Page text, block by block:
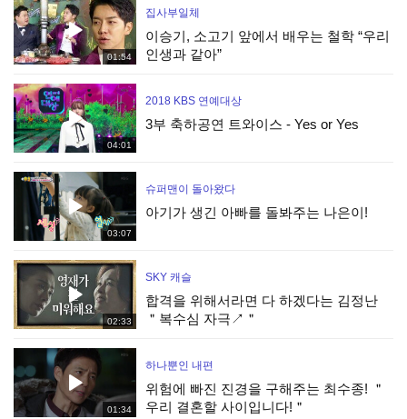
01:54
집사부일체
이승기, 소고기 앞에서 배우는 철학 “우리
인생과 같아”
04:01
2018 KBS 연예대상
3부 축하공연 트와이스 - Yes or Yes
03:07
슈퍼맨이 돌아왔다
아기가 생긴 아빠를 돌봐주는 나은이!
02:33
SKY 캐슬
합격을 위해서라면 다 하겠다는 김정난
＂복수심 자극↗＂
01:34
하나뿐인 내편
위험에 빠진 진경을 구해주는 최수종! ＂
우리 결혼할 사이입니다!＂